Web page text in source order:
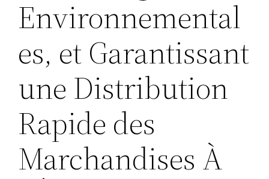
Environnemental
es, et Garantissant
une Distribution
Rapide des
Marchandises À